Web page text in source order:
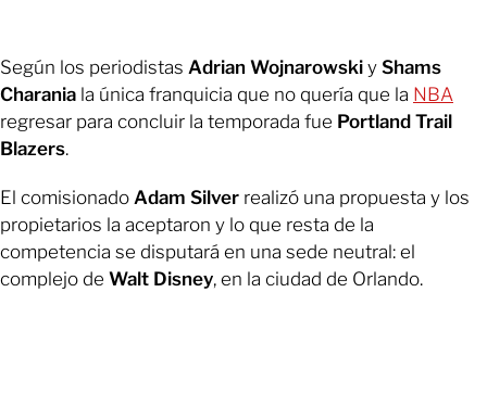
Según los periodistas Adrian Wojnarowski y Shams
Charania la única franquicia que no quería que la NBA
regresar para concluir la temporada fue Portland Trail
Blazers.
El comisionado Adam Silver realizó una propuesta y los
propietarios la aceptaron y lo que resta de la
competencia se disputará en una sede neutral: el
complejo de Walt Disney, en la ciudad de Orlando.